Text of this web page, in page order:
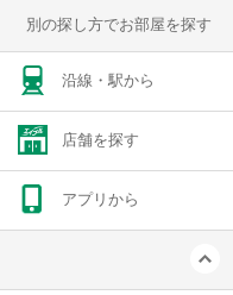
別の探し方でお部屋を探す
沿線・駅から
店舗を探す
アプリから